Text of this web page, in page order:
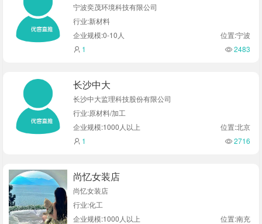
宁波奕茂环境科技有限公司
行业:新材料
企业规模:0-10人
位置:宁波
1
2483
长沙中大
长沙中大监理科技股份有限公司
行业:原材料/加工
企业规模:1000人以上
位置:北京
1
2716
尚忆女装店
尚忆女装店
行业:化工
企业规模:1000人以上
位置:南充